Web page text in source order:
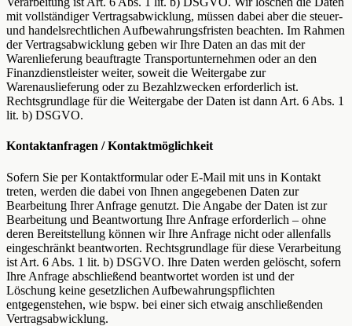
mit vollständiger Vertragsabwicklung, müssen dabei aber die steuer-
und handelsrechtlichen Aufbewahrungsfristen beachten. Im Rahmen
der Vertragsabwicklung geben wir Ihre Daten an das mit der
Warenlieferung beauftragte Transportunternehmen oder an den
Finanzdienstleister weiter, soweit die Weitergabe zur
Warenauslieferung oder zu Bezahlzwecken erforderlich ist.
Rechtsgrundlage für die Weitergabe der Daten ist dann Art. 6 Abs. 1
lit. b) DSGVO.
Kontaktanfragen / Kontaktmöglichkeit
Sofern Sie per Kontaktformular oder E-Mail mit uns in Kontakt
treten, werden die dabei von Ihnen angegebenen Daten zur
Bearbeitung Ihrer Anfrage genutzt. Die Angabe der Daten ist zur
Bearbeitung und Beantwortung Ihre Anfrage erforderlich – ohne
deren Bereitstellung können wir Ihre Anfrage nicht oder allenfalls
eingeschränkt beantworten. Rechtsgrundlage für diese Verarbeitung
ist Art. 6 Abs. 1 lit. b) DSGVO. Ihre Daten werden gelöscht, sofern
Ihre Anfrage abschließend beantwortet worden ist und der
Löschung keine gesetzlichen Aufbewahrungspflichten
entgegenstehen, wie bspw. bei einer sich etwaig anschließenden
Vertragsabwicklung.